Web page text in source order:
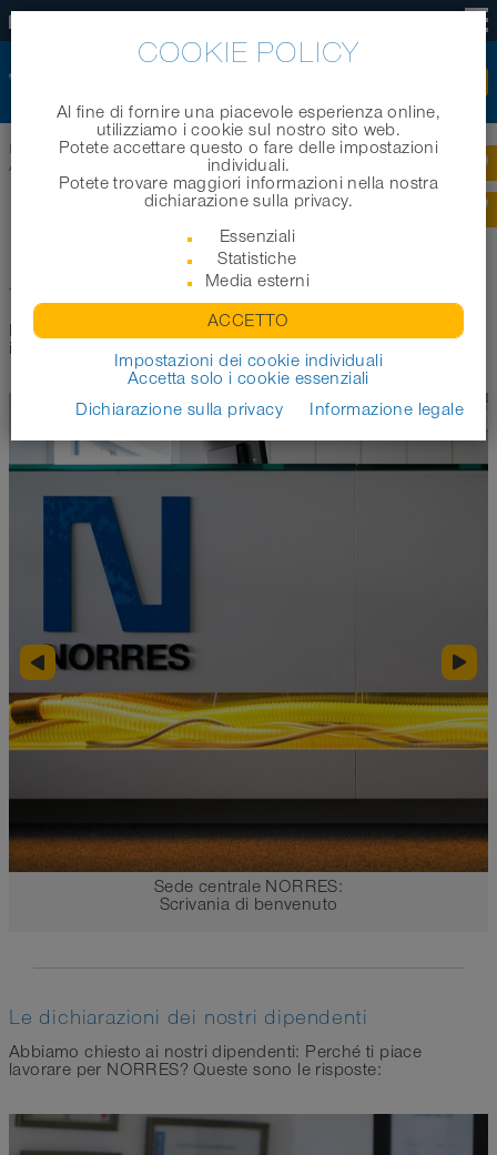
Home Azienda|Lavoro e carriera|Junior Verkäufer im technischen
Außendienst (w/m/d) für die Rhein-Ruhr Metropole
Tour dell'azienda
Date un'occhiata dietro il sipario. Di seguito troverete alcune
immagini dei nostri luoghi di lavoro. Buon divertimento!
Sede centrale NORRES:
Scrivania di benvenuto
Le dichiarazioni dei nostri dipendenti
Abbiamo chiesto ai nostri dipendenti: Perché ti piace
lavorare per NORRES? Queste sono le risposte:
COOKIE POLICY
Al fine di fornire una piacevole esperienza online,
utilizziamo i cookie sul nostro sito web.
Potete accettare questo o fare delle impostazioni
individuali.
Potete trovare maggiori informazioni nella nostra
dichiarazione sulla privacy.
Essenziali
Statistiche
Media esterni
ACCETTO
Impostazioni dei cookie individuali
Accetta solo i cookie essenziali
Dichiarazione sulla privacy
Informazione legale